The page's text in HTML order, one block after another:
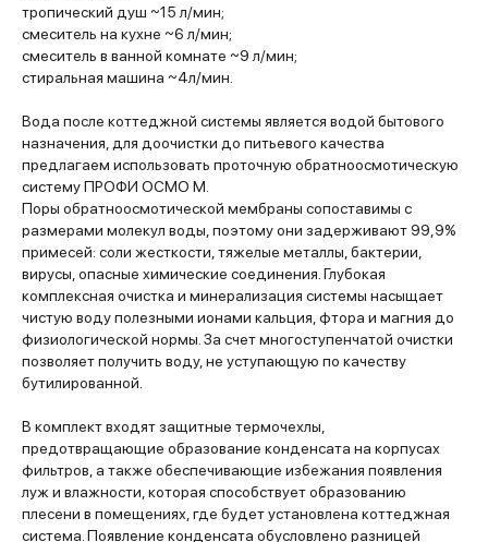
тропический душ ~15 л/мин;
смеситель на кухне ~6 л/мин;
смеситель в ванной комнате ~9 л/мин;
стиральная машина ~4л/мин.
Вода после коттеджной системы является водой бытового
назначения, для доочистки до питьевого качества
предлагаем использовать проточную обратноосмотическую
систему ПРОФИ ОСМО М.
Поры обратноосмотической мембраны сопоставимы с
размерами молекул воды, поэтому они задерживают 99,9%
примесей: соли жесткости, тяжелые металлы, бактерии,
вирусы, опасные химические соединения. Глубокая
комплексная очистка и минерализация системы насыщает
чистую воду полезными ионами кальция, фтора и магния до
физиологической нормы. За счет многоступенчатой очистки
позволяет получить воду, не уступающую по качеству
бутилированной.
В комплект входят защитные термочехлы,
предотвращающие образование конденсата на корпусах
фильтров, а также обеспечивающие избежания появления
луж и влажности, которая способствует образованию
плесени в помещениях, где будет установлена коттеджная
система. Появление конденсата обусловлено разницей